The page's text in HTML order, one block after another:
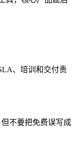
、培训和交付责
不要把免费误写成